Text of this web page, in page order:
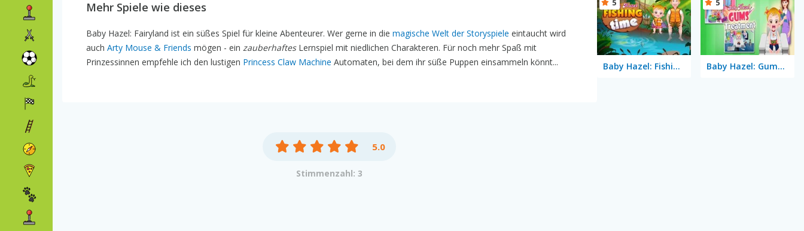
Mehr Spiele wie dieses
Baby Hazel: Fairyland ist ein süßes Spiel für kleine Abenteurer. Wer gerne in die magische Welt der Storyspiele eintaucht wird
auch Arty Mouse & Friends mögen - ein zauberhaftesLernspiel mit niedlichen Charakteren. Für noch mehr Spaß mit
Prinzessinnen empfehle ich den lustigen Princess Claw Machine Automaten, bei dem ihr süße Puppen einsammeln könnt...
5.0
Stimmenzahl: 3
Baby Hazel: Fishing Time
5
Baby Hazel: Gums Treatment
5